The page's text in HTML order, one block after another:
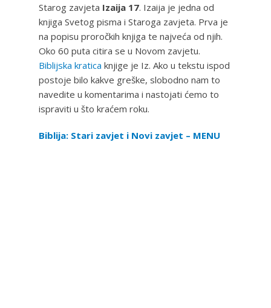
Starog zavjeta Izaija 17. Izaija je jedna od
knjiga Svetog pisma i Staroga zavjeta. Prva je
na popisu proročkih knjiga te najveća od njih.
Oko 60 puta citira se u Novom zavjetu.
Biblijska kratica knjige je Iz. Ako u tekstu ispod
postoje bilo kakve greške, slobodno nam to
navedite u komentarima i nastojati ćemo to
ispraviti u što kraćem roku.
Biblija: Stari zavjet i Novi zavjet – MENU